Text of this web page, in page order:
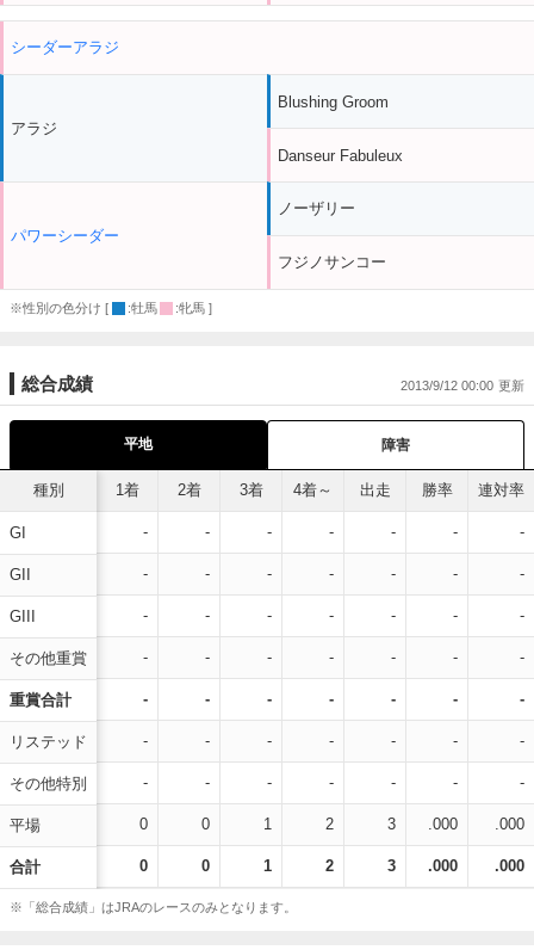
シーダーアラジ
アラジ
パワーシーダー
Blushing Groom
Danseur Fabuleux
ノーザリー
フジノサンコー
※性別の色分け [ :牡馬 :牝馬 ]
総合成績 2013/9/12 00:00
平地 障害
種別
GI
GII
GIII
その他重賞
重賞合計
リステッド
その他特別
平場
合計
1着 2着 3着 4着～ 出走 勝率 連対率
- - - - - - -
- - - - - - -
- - - - - - -
- - - - - - -
- - - - - - -
- - - - - - -
- - - - - - -
0 0 1 2 3 .000 .000
0 0 1 2 3 .000 .000
※「総合成績」はJRAのレースのみとなります。